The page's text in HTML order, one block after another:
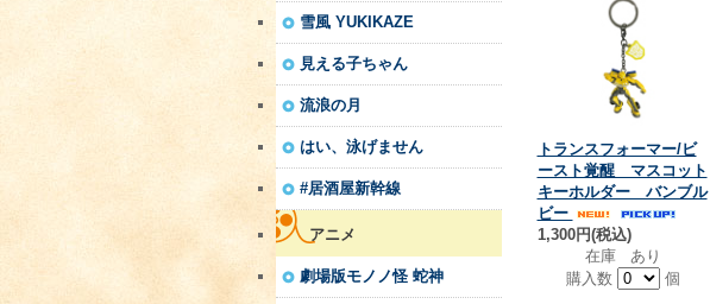
雪風 YUKIKAZE
見える子ちゃん
流浪の月
はい、泳げません
#居酒屋新幹線
アニメ
劇場版モノノ怪 蛇神
トランスフォーマー/ビ
ースト覚醒 マスコット
キーホルダー バンブル
ビー
1,300円(税込)
在庫 あり
購入数
個